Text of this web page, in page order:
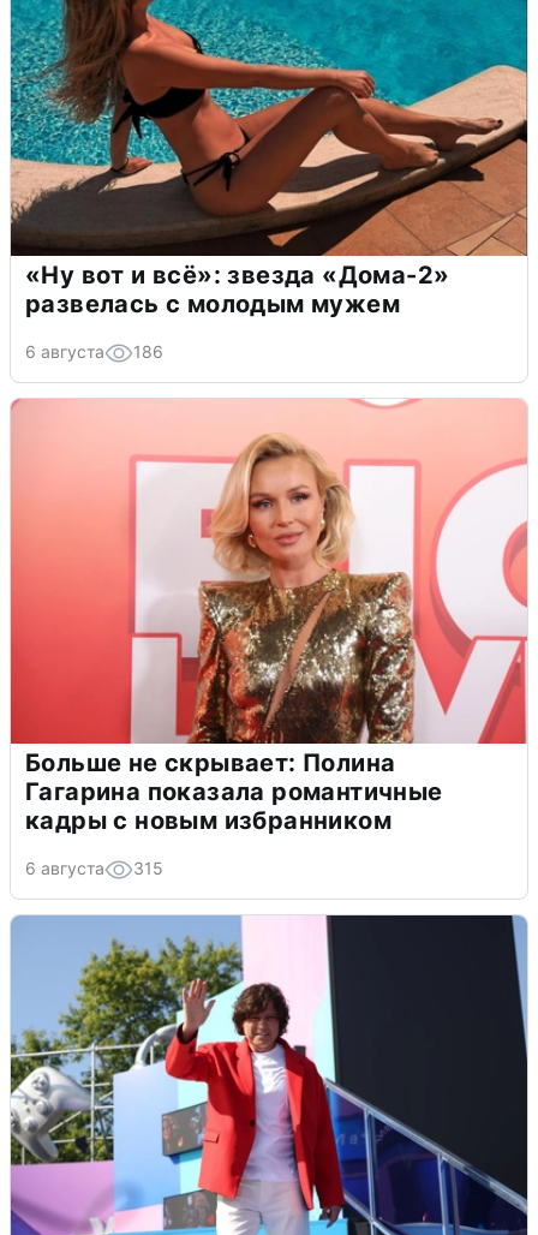
«Ну вот и всё»: звезда «Дома-2»
развелась с молодым мужем
6 августа 186
Больше не скрывает: Полина
Гагарина показала романтичные
кадры с новым избранником
6 августа 315